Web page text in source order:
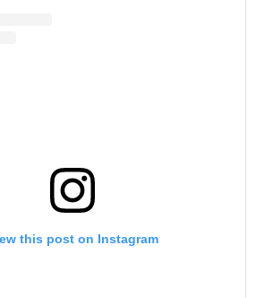
this post on Instagram